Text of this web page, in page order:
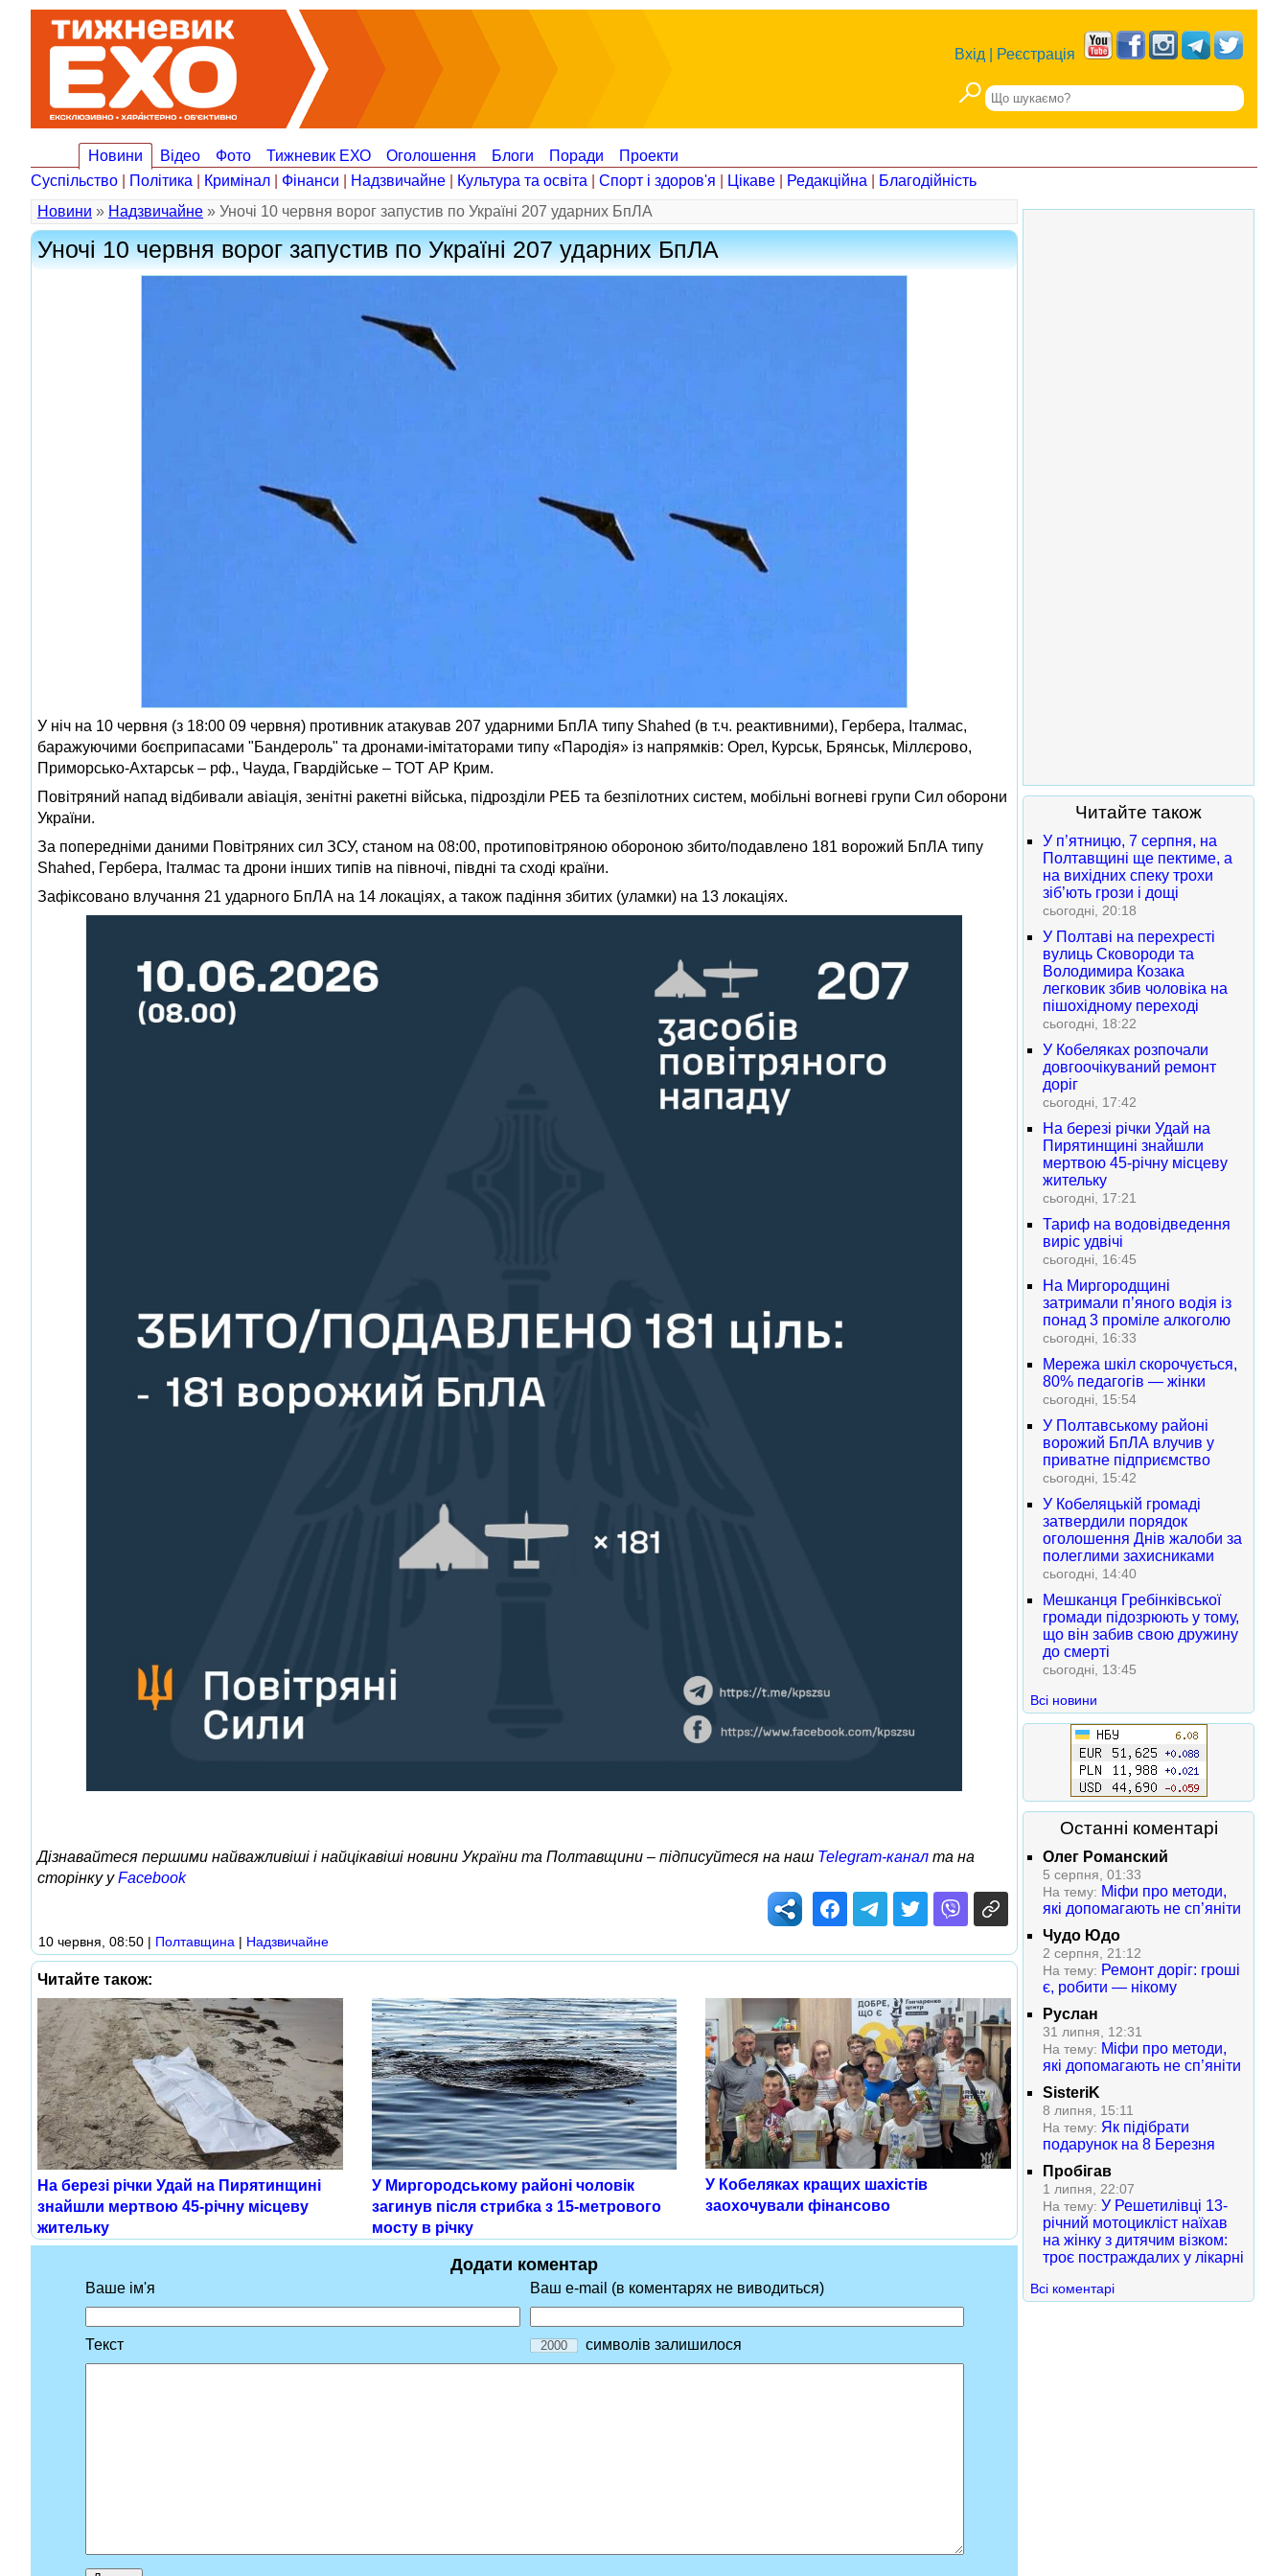
Вхід Реєстрація
Новини Відео Фото Тижневик ЕХО Оголошення Блоги Поради
Проекти
Суспільство
Політика Кримінал Фінанси Надзвичайне Культура та освіта Спорт і здоров'я Цікаве Редакційна
Благодійність
Новини » Надзвичайне » Уночі 10 червня ворог запустив по Україні 207 ударних БпЛА
Уночі 10 червня ворог запустив по Україні 207 ударних БпЛА
У ніч на 10 червня (з 18:00 09 червня) противник атакував 207 ударними БпЛА типу Shahed (в т.ч. реактивними), Гербера, Італмас,
баражуючими боєприпасами "Бандероль" та дронами-імітаторами типу «Пародія» із напрямків: Орел, Курськ, Брянськ, Міллєрово,
Приморсько-Ахтарськ – рф., Чауда, Гвардійське – ТОТ АР Крим.
Повітряний напад відбивали авіація, зенітні ракетні війська, підрозділи РЕБ та безпілотних систем, мобільні вогневі групи Сил оборони
України.
За попередніми даними Повітряних сил ЗСУ, станом на 08:00, протиповітряною обороною збито/подавлено 181 ворожий БпЛА типу
Shahed, Гербера, Італмас та дрони інших типів на півночі, півдні та сході країни.
Зафіксовано влучання 21 ударного БпЛА на 14 локаціях, а також падіння збитих (уламки) на 13 локаціях.
Дізнавайтеся першими найважливіші і найцікавіші новини України та Полтавщини – підписуйтеся на наш Telegram-канал та на
сторінку уFacebook
10 червня, 08:50 | Полтавщина | Надзвичайне
Читайте також:
На березі річки Удай на Пирятинщині
знайшли мертвою 45-річну місцеву
жительку
У Миргородському районі чоловік
загинув після стрибка з 15-метрового
мосту в річку
У Кобеляках кращих шахістів
заохочували фінансово
Додати коментар
Ваше ім'я Ваш e-mail (в коментарях не виводиться)
Текст символів залишилося
Читайте також
У п’ятницю, 7 серпня, на
Полтавщині ще пектиме, а
на вихідних спеку трохи
зіб’ють грози і дощі
сьогодні, 20:18
У Полтаві на перехресті
вулиць Сковороди та
Володимира Козака
легковик збив чоловіка на
пішохідному переході
сьогодні, 18:22
У Кобеляках розпочали
довгоочікуваний ремонт
доріг
сьогодні, 17:42
На березі річки Удай на
Пирятинщині знайшли
мертвою 45-річну місцеву
жительку
сьогодні, 17:21
Тариф на водовідведення
виріс удвічі
сьогодні, 16:45
На Миргородщині
затримали п’яного водія із
понад 3 проміле алкоголю
сьогодні, 16:33
Мережа шкіл скорочується,
80% педагогів — жінки
сьогодні, 15:54
У Полтавському районі
ворожий БпЛА влучив у
приватне підприємство
сьогодні, 15:42
У Кобеляцькій громаді
затвердили порядок
оголошення Днів жалоби за
полеглими захисниками
сьогодні, 14:40
Мешканця Гребінківської
громади підозрюють у тому,
що він забив свою дружину
до смерті
сьогодні, 13:45
Всі новини
Останні коментарі
Олег Романский
5 серпня, 01:33
На тему: Міфи про методи,
які допомагають не сп’яніти
Чудо Юдо
2 серпня, 21:12
На тему: Ремонт доріг: гроші
є, робити — нікому
Руслан
31 липня, 12:31
На тему: Міфи про методи,
які допомагають не сп’яніти
SisteriK
8 липня, 15:11
На тему: Як підібрати
подарунок на 8 Березня
Пробігав
1 липня, 22:07
На тему: У Решетилівці 13-
річний мотоцикліст наїхав
на жінку з дитячим візком:
троє постраждалих у лікарні
Всі коментарі